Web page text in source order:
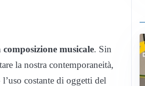
musicale. Sin
la nostra contemporaneità,
costante di oggetti del